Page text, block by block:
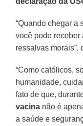
“Quando chegar a
você pode receber
ressalvas morais”,
“Como católicos,
humanidade,
fato de que,
vacina não é
a saúde e